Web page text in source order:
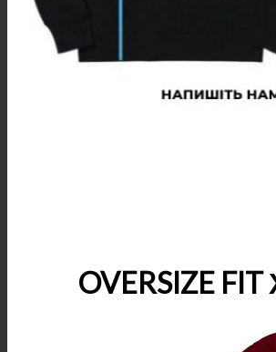
OVERSIZE FIT